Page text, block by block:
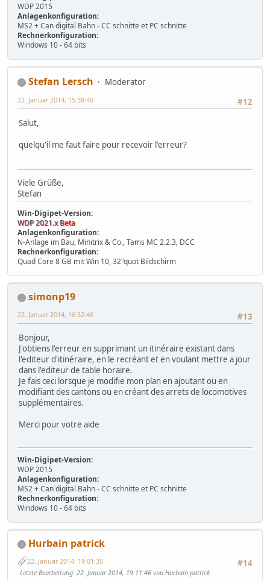
WDP 2015
Anlagenkonfiguration:
MS2 + Can digital Bahn - CC schnitte et PC schnitte
Rechnerkonfiguration:
Windows 10 - 64 bits
Stefan Lersch
Moderator
#12
22. Januar 2014, 15:38:46
Salut,
quelqu'il me faut faire pour recevoir l'erreur?
Viele Grüße,
Stefan
Win-Digipet-Version:
WDP 2021.x Beta
Anlagenkonfiguration:
N-Anlage im Bau, Minitrix & Co., Tams MC 2.2.3, DCC
Rechnerkonfiguration:
Quad Core 8 GB mit Win 10, 32"quot Bildschirm
simonp19
#13
22. Januar 2014, 16:52:46
Bonjour,
J'obtiens l'erreur en supprimant un itinéraire existant dans
l'editeur d'itinéraire, en le recréant et en voulant mettre a jour
dans l'editeur de table horaire.
Je fais ceci lorsque je modifie mon plan en ajoutant ou en
modifiant des cantons ou en créant des arrets de locomotives
supplémentaires.
Merci pour votre aide
Win-Digipet-Version:
WDP 2015
Anlagenkonfiguration:
MS2 + Can digital Bahn - CC schnitte et PC schnitte
Rechnerkonfiguration:
Windows 10 - 64 bits
Hurbain patrick
#14
22. Januar 2014, 19:01:30
Letzte Bearbeitung: 22. Januar 2014, 19:11:46 von Hurbain patrick